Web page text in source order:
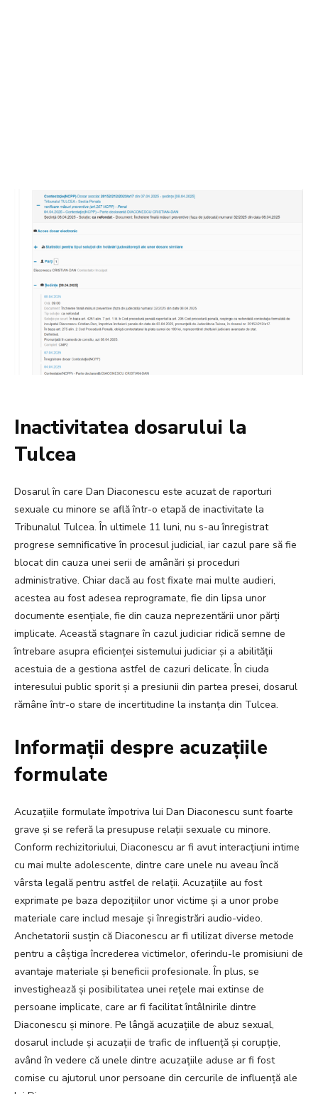
Inactivitatea dosarului la
Tulcea
Dosarul în care Dan Diaconescu este acuzat de raporturi
sexuale cu minore se află într-o etapă de inactivitate la
Tribunalul Tulcea. În ultimele 11 luni, nu s-au înregistrat
progrese semnificative în procesul judicial, iar cazul pare să fie
blocat din cauza unei serii de amânări și proceduri
administrative. Chiar dacă au fost fixate mai multe audieri,
acestea au fost adesea reprogramate, fie din lipsa unor
documente esențiale, fie din cauza neprezentării unor părți
implicate. Această stagnare în cazul judiciar ridică semne de
întrebare asupra eficienței sistemului judiciar și a abilității
acestuia de a gestiona astfel de cazuri delicate. În ciuda
interesului public sporit și a presiunii din partea presei, dosarul
rămâne într-o stare de incertitudine la instanța din Tulcea.
Informații despre acuzațiile
formulate
Acuzațiile formulate împotriva lui Dan Diaconescu sunt foarte
grave și se referă la presupuse relații sexuale cu minore.
Conform rechizitoriului, Diaconescu ar fi avut interacțiuni intime
cu mai multe adolescente, dintre care unele nu aveau încă
vârsta legală pentru astfel de relații. Acuzațiile au fost
exprimate pe baza depozițiilor unor victime și a unor probe
materiale care includ mesaje și înregistrări audio-video.
Anchetatorii susțin că Diaconescu ar fi utilizat diverse metode
pentru a câștiga încrederea victimelor, oferindu-le promisiuni de
avantaje materiale și beneficii profesionale. În plus, se
investighează și posibilitatea unei rețele mai extinse de
persoane implicate, care ar fi facilitat întâlnirile dintre
Diaconescu și minore. Pe lângă acuzațiile de abuz sexual,
dosarul include și acuzații de trafic de influență și corupție,
având în vedere că unele dintre acuzațiile aduse ar fi fost
comise cu ajutorul unor persoane din cercurile de influență ale